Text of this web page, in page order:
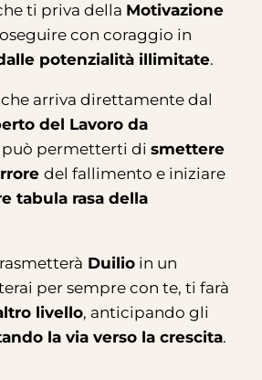
ti priva della Motivazione
con coraggio in
potenzialità illimitate.
che arriva direttamente dal
del Lavoro da
può permetterti dismettere
del fallimento e iniziare
tabula rasa della
Duilio in un
per sempre con te, ti farà
livello, anticipando gli
la via verso la crescita.